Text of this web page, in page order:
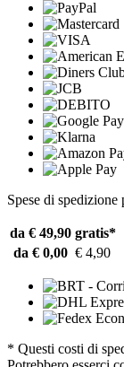
Spese di spedizione
da € 49,90 gratis*
da € 0,00 € 4,90
* Questi costi di